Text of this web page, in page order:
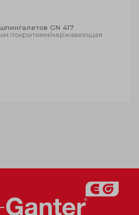
GN 417
покрытием/нержавеющая